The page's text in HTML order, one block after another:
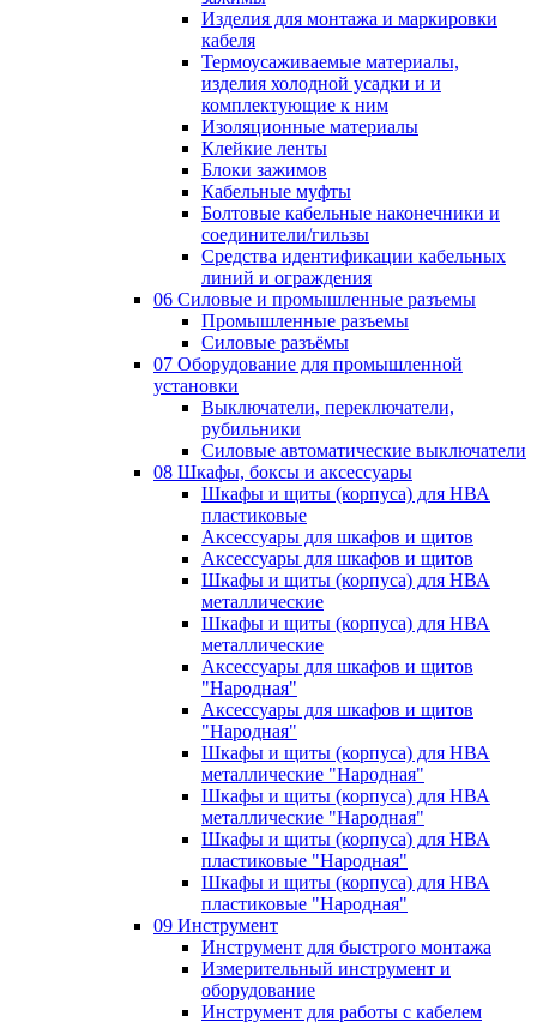
Изделия для монтажа и маркировки
кабеля
Термоусаживаемые материалы,
изделия холодной усадки и и
комплектующие к ним
Изоляционные материалы
Клейкие ленты
Блоки зажимов
Кабельные муфты
Болтовые кабельные наконечники и
соединители/гильзы
Средства идентификации кабельных
линий и ограждения
06 Силовые и промышленные разъемы
Промышленные разъемы
Силовые разъёмы
07 Оборудование для промышленной
установки
Выключатели, переключатели,
рубильники
Силовые автоматические выключатели
08 Шкафы, боксы и аксессуары
Шкафы и щиты (корпуса) для НВА
пластиковые
Аксессуары для шкафов и щитов
Аксессуары для шкафов и щитов
Шкафы и щиты (корпуса) для НВА
металлические
Шкафы и щиты (корпуса) для НВА
металлические
Аксессуары для шкафов и щитов
"Народная"
Аксессуары для шкафов и щитов
"Народная"
Шкафы и щиты (корпуса) для НВА
металлические "Народная"
Шкафы и щиты (корпуса) для НВА
металлические "Народная"
Шкафы и щиты (корпуса) для НВА
пластиковые "Народная"
Шкафы и щиты (корпуса) для НВА
пластиковые "Народная"
09 Инструмент
Инструмент для быстрого монтажа
Измерительный инструмент и
оборудование
Инструмент для работы с кабелем